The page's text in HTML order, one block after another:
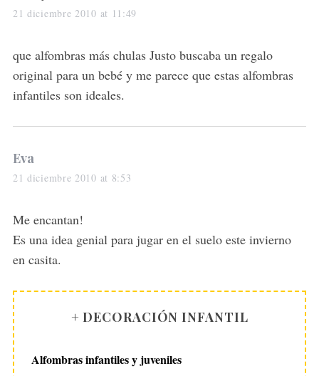
a
s
:
21 diciembre 2010 at 11:49
que alfombras más chulas Justo buscaba un regalo
original para un bebé y me parece que estas alfombras
infantiles son ideales.
s
a
s
:
Eva
21 diciembre 2010 at 8:53
Me encantan!
Es una idea genial para jugar en el suelo este invierno
en casita.
+ DECORACIÓN INFANTIL
Alfombras infantiles y juveniles